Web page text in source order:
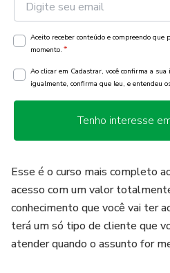
Aceito receber conteúdo e compreendo que
momento. *
Ao clicar em Cadastrar, você confirma a sua
igualmente, confirma que leu, e entendeu
Tenho interesse
Esse é o curso mais completo
acesso com um valor
conhecimento que você vai ter
terá um só tipo de cliente que
atender quando o assunto for